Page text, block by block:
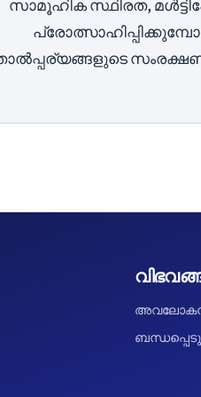
സാമൂഹിക സ്ഥിരത,